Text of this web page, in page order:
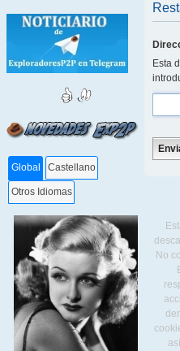
Global Castellano
Otros Idiomas
Esta
No